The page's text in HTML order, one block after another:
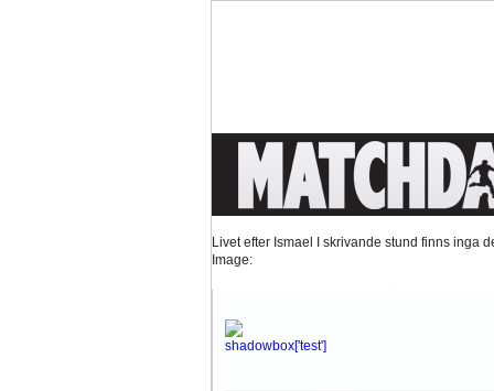
Tankar om KFFs framtid Efter förlusten borta
Image:
Hur länge orkar Swärdh?